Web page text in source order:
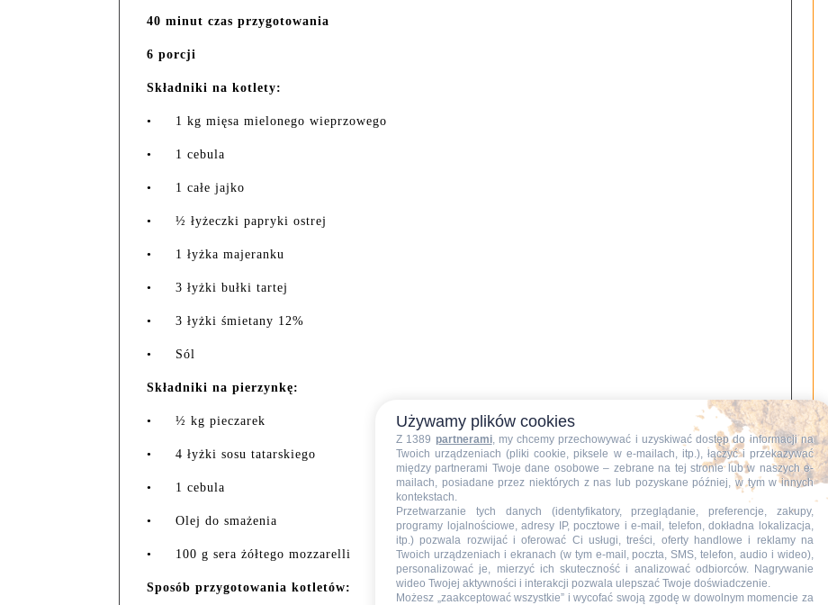
40 minut czas przygotowania
6 porcji
Składniki na kotlety:
• 1 kg mięsa mielonego wieprzowego
• 1 cebula
• 1 całe jajko
• ½ łyżeczki papryki ostrej
• 1 łyżka majeranku
• 3 łyżki bułki tartej
• 3 łyżki śmietany 12%
• Sól
Składniki na pierzynkę:
• ½ kg pieczarek
• 4 łyżki sosu tatarskiego
• 1 cebula
• Olej do smażenia
• 100 g sera żółtego mozzarelli
Sposób przygotowania kotletów:
Używamy plików cookies
Z 1389 partnerami, my chcemy przechowywać i uzyskiwać dostęp do informacji na
Twoich urządzeniach (pliki cookie, piksele w e-mailach, itp.), łączyć i przekazywać
między partnerami Twoje dane osobowe – zebrane na tej stronie lub w naszych e-
mailach, posiadane przez niektórych z nas lub pozyskane później, w tym w innych
kontekstach.
Przetwarzanie tych danych (identyfikatory, przeglądanie, preferencje, zakupy,
programy lojalnościowe, adresy IP, pocztowe i e-mail, telefon, dokładna lokalizacja,
itp.) pozwala rozwijać i oferować Ci usługi, treści, oferty handlowe i reklamy na
Twoich urządzeniach i ekranach (w tym e-mail, poczta, SMS, telefon, audio i wideo),
personalizować je, mierzyć ich skuteczność i analizować odbiorców. Nagrywanie
wideo Twojej aktywności i interakcji pozwala ulepszać Twoje doświadczenie.
Możesz „zaakceptować wszystkie” i wycofać swoją zgodę w dowolnym momencie za